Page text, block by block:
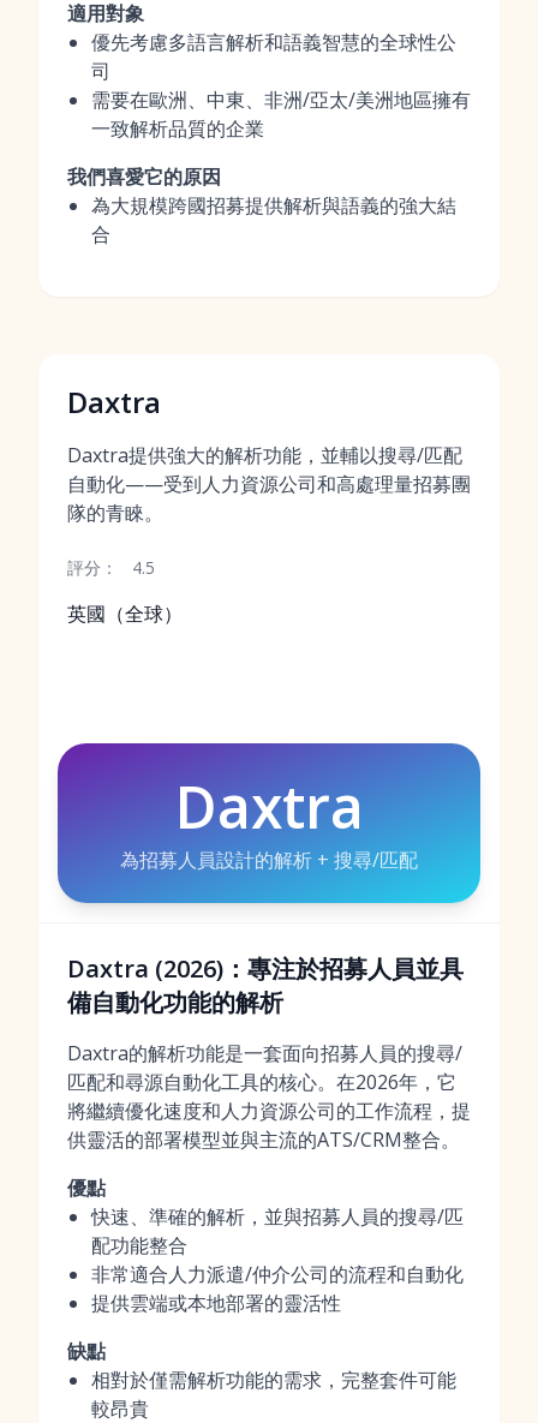
適用對象
優先考慮多語言解析和語義智慧的全球性公
司
需要在歐洲、中東、非洲/亞太/美洲地區擁有
一致解析品質的企業
我們喜愛它的原因
為大規模跨國招募提供解析與語義的強大結
合
Daxtra
Daxtra提供強大的解析功能，並輔以搜尋/匹配
自動化——受到人力資源公司和高處理量招募團
隊的青睞。
評分： 4.5
英國（全球）
Daxtra
為招募人員設計的解析 + 搜尋/匹配
Daxtra (2026)：專注於招募人員並具
備自動化功能的解析
Daxtra的解析功能是一套面向招募人員的搜尋/
匹配和尋源自動化工具的核心。在2026年，它
將繼續優化速度和人力資源公司的工作流程，提
供靈活的部署模型並與主流的ATS/CRM整合。
優點
快速、準確的解析，並與招募人員的搜尋/匹
配功能整合
非常適合人力派遣/仲介公司的流程和自動化
提供雲端或本地部署的靈活性
缺點
相對於僅需解析功能的需求，完整套件可能
較昂貴